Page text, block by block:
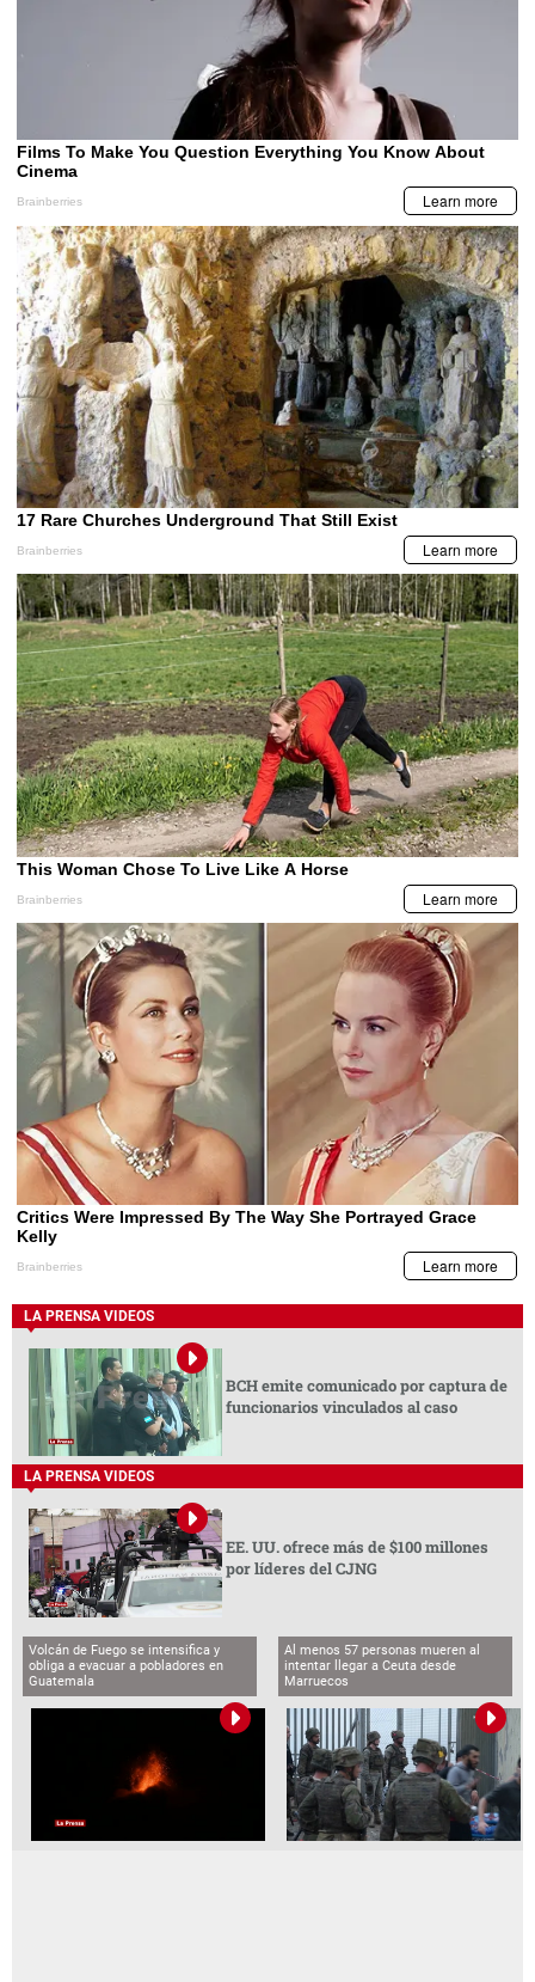
LA PRENSA VIDEOS
BCH emite comunicado por captura de
funcionarios vinculados al caso
LA PRENSA VIDEOS
EE. UU. ofrece más de $100 millones
por líderes del CJNG
Volcán de Fuego se intensifica y
obliga a evacuar a pobladores en
Guatemala
Al menos 57 personas mueren al
intentar llegar a Ceuta desde
Marruecos